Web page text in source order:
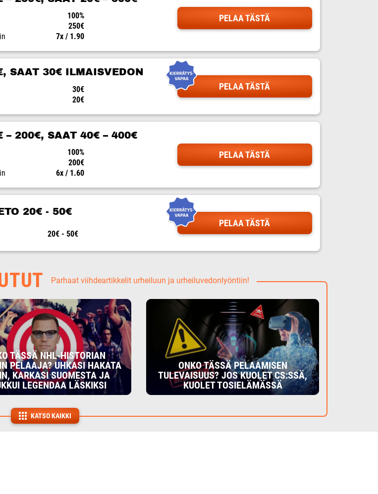
100%
250€
7x / 1.90
PELAA TÄSTÄ
SAAT 30€ ILMAISVEDON
30€
20€
PELAA TÄSTÄ
– 200€, SAAT 40€ – 400€
100%
200€
6x / 1.60
PELAA TÄSTÄ
20€ - 50€
20€ - 50€
PELAA TÄSTÄ
Parhaat viihdeartikkelit urheiluun ja urheiluvedonlyöntiin!
TÄSSÄ NHL-HISTORIAN
PELAAJA? UHKASI HAKATA
KARKASI SUOMESTA JA
LEGENDAA LÄSKIKSI
ONKO TÄSSÄ PELAAMISEN
TULEVAISUUS? JOS KUOLET CS:SSÄ,
KUOLET TOSIELÄMÄSSÄ
KATSO KAIKKI